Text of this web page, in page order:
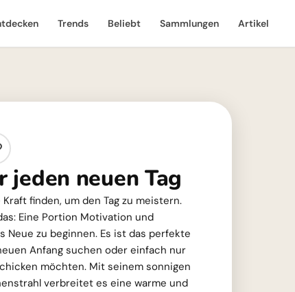
Trends Beliebt Sammlungen Artikel
jeden neuen Tag
finden, um den Tag zu meistern.
Eine Portion Motivation und
Neue zu beginnen. Es ist das perfekte
Anfang suchen oder einfach nur
möchten. Mit seinem sonnigen
verbreitet es eine warme und